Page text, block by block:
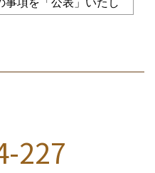
事項を「公表」いたし
するにあたっては利用
227